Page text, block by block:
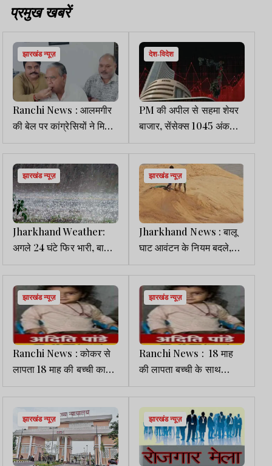
प्रमुख खबरें
झारखंड न्यूज़
Ranchi News : आलमगीर
की बेल पर कांग्रेसियों ने मिठाई
खिलाकर मनाया जश्न
देश-विदेश
PM की अपील से सहमा शेयर
बाजार, सेंसेक्स 1045 अंक
टूटा, टाइटन के शेयर 7.61%
लुढ़के
झारखंड न्यूज़
Jharkhand Weather:
अगले 24 घंटे फिर भारी, बारिश
के साथ गिरेंगे ओले, ऑरेंज
अलर्ट
झारखंड न्यूज़
Jharkhand News : बालू
घाट आवंटन के नियम बदले,
अब ग्रामसभा की सहमति के
बाद होगा लीज एग्रीमेंट
झारखंड न्यूज़
Ranchi News : कोकर से
लापता 18 माह की बच्ची का
पता बताने वाले को पुलिस देगी
50 हजार का इनाम
झारखंड न्यूज़
Ranchi News : 18 माह
की लापता बच्ची के साथ
दुर्घटना होने की आशंका, जांच में
जुटी पुलिस
झारखंड न्यूज़ झारखंड न्यूज़